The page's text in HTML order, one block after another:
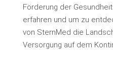
Förderung der
erfahren und um zu
von SternMed die
Versorgung auf dem